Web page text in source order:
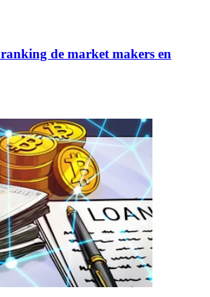
de market makers en